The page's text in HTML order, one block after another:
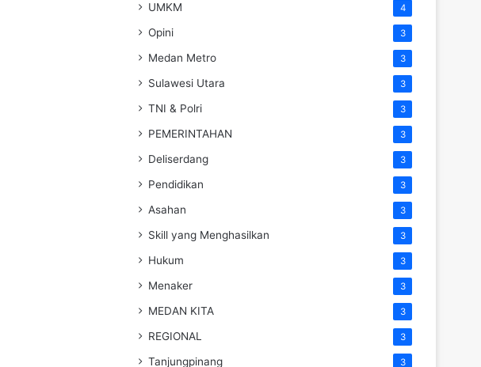
UMKM 4
Opini 3
Medan Metro 3
Sulawesi Utara 3
TNI & Polri 3
PEMERINTAHAN 3
Deliserdang 3
Pendidikan 3
Asahan 3
Skill yang Menghasilkan 3
Hukum 3
Menaker 3
MEDAN KITA 3
REGIONAL 3
Tanjungpinang 3